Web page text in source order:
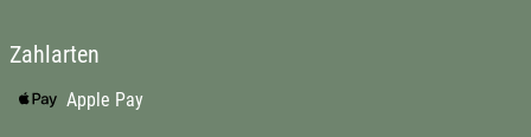
Zahlarten
Apple Pay